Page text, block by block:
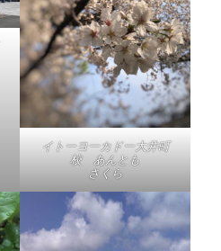
イトーヨーカドー大井町
校 あんとも
さくら